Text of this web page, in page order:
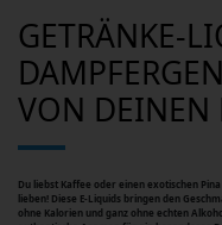
GETRÄNKE-
VON DEINEN
Du liebst Kaffee oder einen exotischen
lieben! Diese E-Liquids bringen den
ohne Kalorien und ganz ohne echten